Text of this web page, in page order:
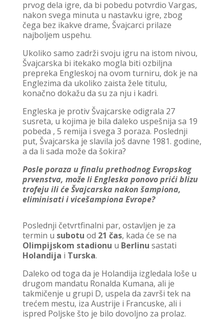
prvog dela igre, da bi pobedu potvrdio Vargas,
nakon svega minuta u nastavku igre, zbog
čega bez ikakve drame, Švajcarci prilaze
najboljem uspehu.
Ukoliko samo zadrži svoju igru na istom nivou,
Švajcarska bi itekako mogla biti ozbiljna
prepreka Engleskoj na ovom turniru, dok je na
Englezima da ukoliko zaista žele titulu,
konačno dokažu da su za nju i kadri.
Engleska je protiv Švajcarske odigrala 27
susreta, u kojima je bila daleko uspešnija sa 19
pobeda , 5 remija i svega 3 poraza. Poslednji
put, Švajcarska je slavila još davne 1981. godine,
a da li sada može da šokira?
Posle poraza u finalu prethodnog Evropskog
prvenstva, može li Engleska ponovo prići blizu
trofeju ili će Švajcarska nakon šampiona,
eliminisati i vicešampiona Evrope?
Poslednji četvrtfinalni par, ostavljen je za
termin u subotu od 21 čas, kada će se na
Olimpijskom stadionu u Berlinu sastati
Holandija i Turska.
Daleko od toga da je Holandija izgledala loše u
drugom mandatu Ronalda Kumana, ali je
takmičenje u grupi D, uspela da završi tek na
trećem mestu, iza Austrije i Francuske, ali i
ispred Poljske što je bilo dovoljno za prolaz.